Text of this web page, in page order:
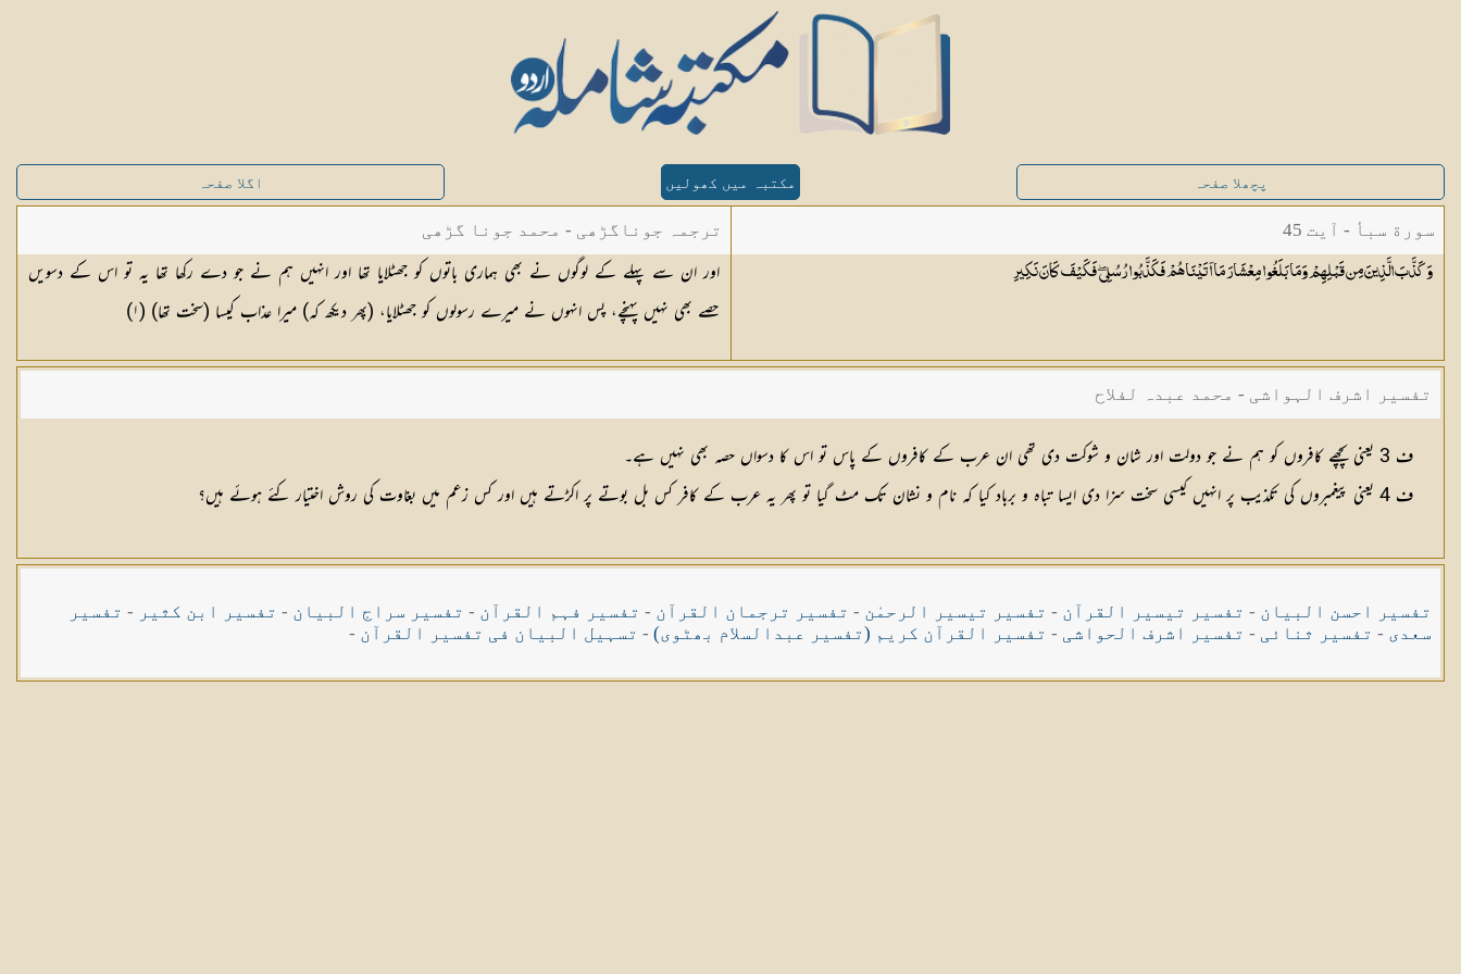
پچھلا صفحہ مکتبہ میں کھولیں اگلا صفحہ
سورة سبأ - آیت 45
وَكَذَّبَ الَّذِينَ مِن قَبْلِهِمْ وَمَا بَلَغُوا مِعْشَارَ مَا آتَيْنَاهُمْ فَكَذَّبُوا رُسُلِي ۖ فَكَيْفَ كَانَنَكِيرِ
ترجمہ جوناگڑھی - محمد جونا گڑھی
اور ان سے پہلے کے لوگوں نے بھی ہماری باتوں کو جھٹلایا تھا اور انہیں ہم نے جو دے رکھا تھا یہ تو اس کے دسویں
حصے بھی نہیں پہنچے، پس انہوں نے میرے رسولوں کو جھٹلایا، (پھر دیکھ کہ) میرا عذاب کیسا (سخت تھا) (١)
تفسیر اشرف الہواشی - محمد عبدہ لفلاح
ف 3 یعنی پچھے کافروں کو ہم نے جو دولت اور شان و شوکت دی تھی ان عرب کے کافروں کے پاس تو اس کا دسواں حصہ بھی نہیں ہے۔
ف 4 یعنی پیغمبروں کی تکذیب پر انہیں کیسی سخت سزا دی ایسا تباہ و برباد کیا کہ نام و نشان تک مٹ گیا تو پھر یہ عرب کے کافر کس بل بوتے پر اکڑتے ہیں اور کس زعم میں بغاوت کی روش اختیار کئے ہوئے ہیں؟
تفسیر احسن البیان - تفسیر تیسیر القرآن - تفسیر تیسیر الرحمٰن - تفسیر ترجمان القرآن - تفسیر فہم القرآن - تفسیر سراج البیان - تفسیر ابن کثیر - تفسیر
سعدی - تفسیر ثنائی - تفسیر اشرف الحواشی - تفسیر القرآن کریم (تفسیر عبدالسلام بھٹوی) - تسہیل البیان فی تفسیر القرآن -